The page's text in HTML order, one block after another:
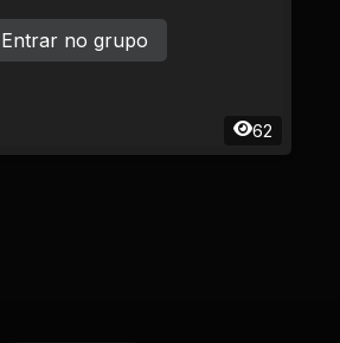
62
Entrar no grupo